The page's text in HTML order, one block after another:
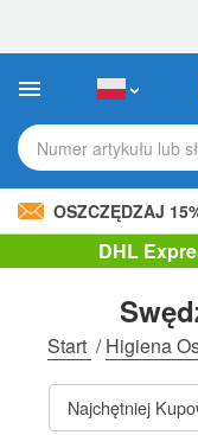
strona
internetowa
zawiera
ułatwień
dostępu.
Numer artykułu lub
OSZCZĘDZAJ
DHL
Start /Higiena
Najchętniej